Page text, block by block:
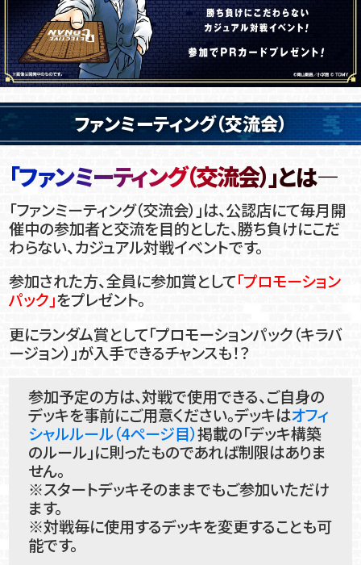
ファンミーティング（交流会）
「ファンミーティング（交流会）」とは―
「ファンミーティング（交流会）」は、公認店にて毎月開
催中の参加者と交流を目的とした、勝ち負けにこだ
わらない、カジュアル対戦イベントです。
参加された方、全員に参加賞として「プロモーション
パック」をプレゼント。
更にランダム賞として「プロモーションパック（キラバ
ージョン）」が入手できるチャンスも！？
参加予定の方は、対戦で使用できる、ご自身の
デッキを事前にご用意ください。デッキはオフィ
シャルルール（4ページ目）掲載の「デッキ構築
のルール」に則ったものであれば制限はありま
せん。
※スタートデッキそのままでもご参加いただけ
ます。
※対戦毎に使用するデッキを変更することも可
能です。